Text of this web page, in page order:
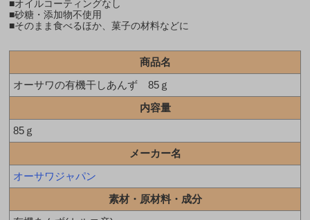
■オイルコーティングなし
■砂糖・添加物不使用
■そのまま食べるほか、菓子の材料などに
商品名
オーサワの有機干しあんず 85ｇ
内容量
85ｇ
メーカー名
オーサワジャパン
素材・原材料・成分